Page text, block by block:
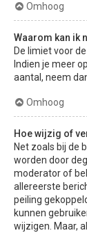
Omhoog
Waarom kan ik
De limiet voor
Indien je meer
aantal, neem
Omhoog
Hoe wijzig of
Net zoals bij de
worden door
moderator of
allereerste
peiling
kunnen
wijzigen. Maar,